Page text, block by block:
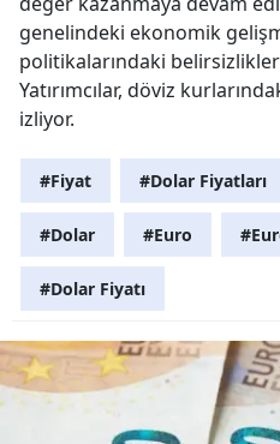
genelindeki ekonomik
politikalarındaki
Yatırımcılar, döviz
izliyor.
#Fiyat #Dolar Fiyatları
#Dolar #Euro
#Dolar Fiyatı